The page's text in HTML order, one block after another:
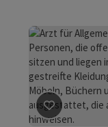
Beitrag